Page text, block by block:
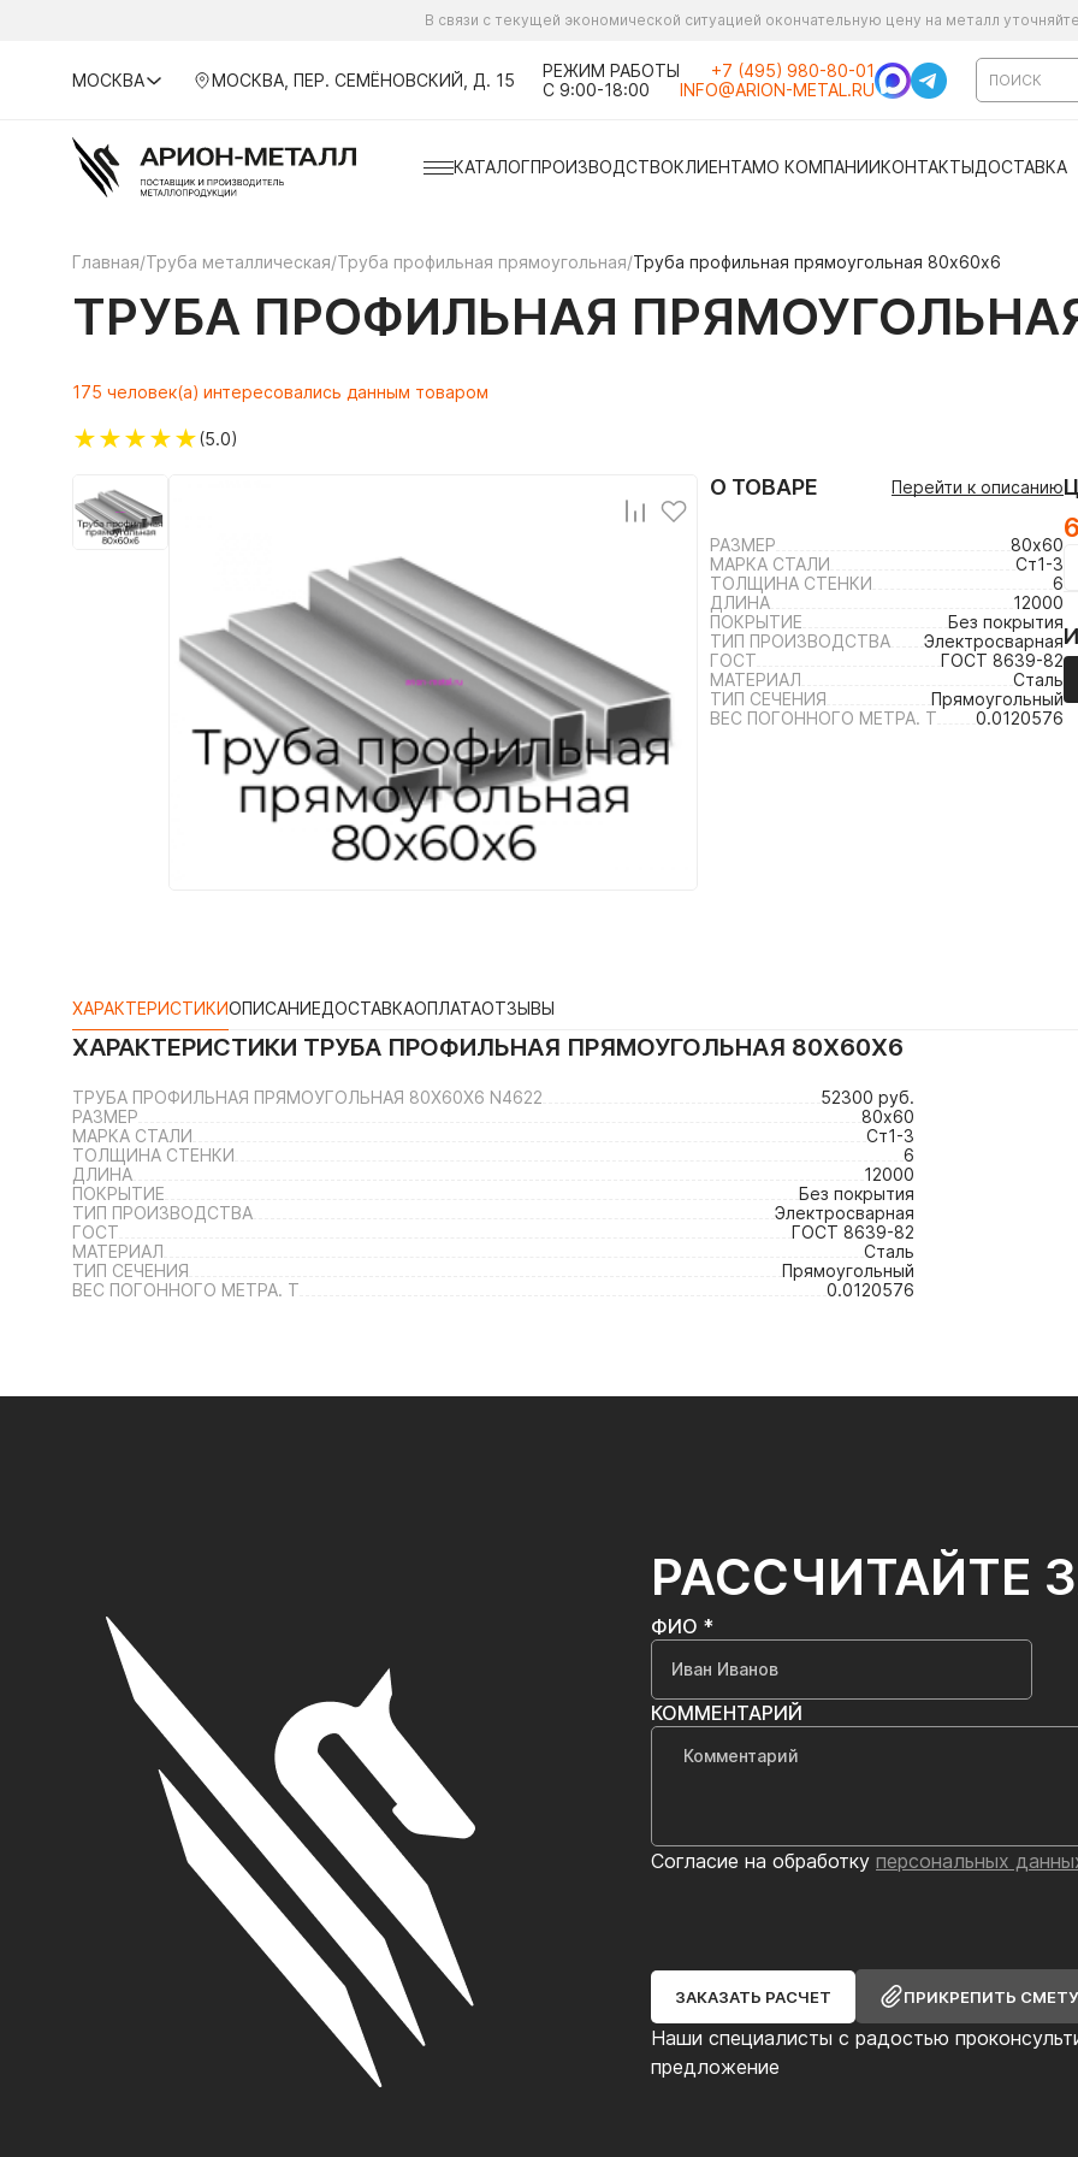
В связи с текущей экономической ситуацией окончательную цену на металл
МОСКВА МОСКВА, ПЕР. СЕМЁНОВСКИЙ, Д. 15
РЕЖИМ РАБОТЫ
С 9:00-18:00
+7 (495) 980-80-01
INFO@ARION-METAL.RU
КАТАЛОГПРОИЗВОДСТВОКЛИЕНТАМО КОМПАНИИКОНТАКТЫДОСТАВКА
Главная/Труба металлическая/Труба профильная прямоугольная/Труба профильная прямоугольная 80х60х6
ТРУБА ПРОФИЛЬНАЯ
175 человек(а) интересовались данным товаром
★★★★★(5.0)
О ТОВАРЕ Перейти к описанию
РАЗМЕР
80х60
МАРКА СТАЛИ
Ст1-3
ТОЛЩИНА СТЕНКИ
6
ДЛИНА
12000
ПОКРЫТИЕ
Без покрытия
ТИП ПРОИЗВОДСТВА
Электросварная
ГОСТ
ГОСТ 8639-82
МАТЕРИАЛ
Сталь
ТИП СЕЧЕНИЯ
Прямоугольный
ВЕС ПОГОННОГО МЕТРА. Т
0.0120576
ХАРАКТЕРИСТИКИОПИСАНИЕДОСТАВКАОПЛАТАОТЗЫВЫ
ХАРАКТЕРИСТИКИ ТРУБА ПРОФИЛЬНАЯ ПРЯМОУГОЛЬНАЯ 80Х60Х6
ТРУБА ПРОФИЛЬНАЯ ПРЯМОУГОЛЬНАЯ 80Х60Х6 N4622
52300 руб.
РАЗМЕР
80х60
МАРКА СТАЛИ
Ст1-3
ТОЛЩИНА СТЕНКИ
6
ДЛИНА
12000
ПОКРЫТИЕ
Без покрытия
ТИП ПРОИЗВОДСТВА
Электросварная
ГОСТ
ГОСТ 8639-82
МАТЕРИАЛ
Сталь
ТИП СЕЧЕНИЯ
Прямоугольный
ВЕС ПОГОННОГО МЕТРА. Т
0.0120576
РАССЧИТАЙТЕ
Наши специалисты с радостью
предложение
ФИО *
КОММЕНТАРИЙ
Согласие на обработку персональных
ЗАКАЗАТЬ РАСЧЕТ ПРИКРЕПИТЬ СМЕТУ